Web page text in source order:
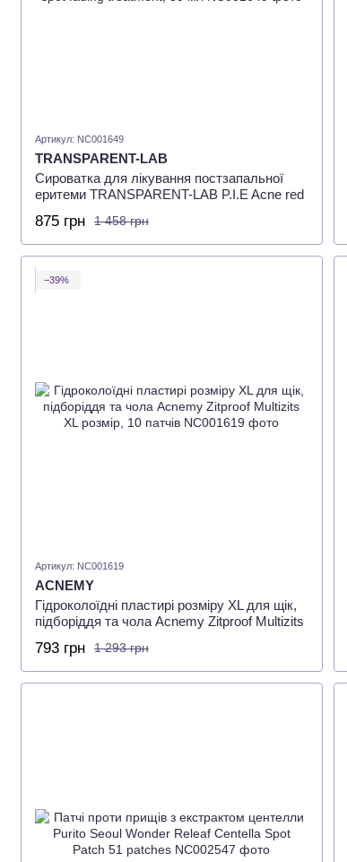
Артикул: NC001649
TRANSPARENT-LAB
Сироватка для лікування постзапальної
еритеми TRANSPARENT-LAB P.I.E Acne red
1 458 грн
875 грн
−39%
Артикул: NC001619
ACNEMY
Гідроколоїдні пластирі розміру XL для щік,
підборіддя та чола Acnemy Zitproof Multizits
1 293 грн
793 грн